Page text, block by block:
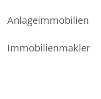
Anlageimmobilien
Immobilienmakler